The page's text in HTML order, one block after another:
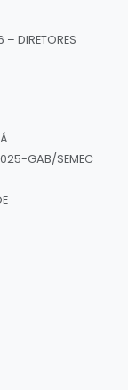
– DIRETORES
GAB/SEMEC